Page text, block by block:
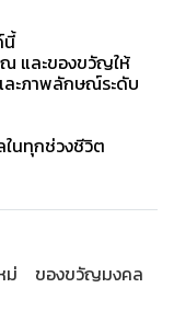
นี้
และของขวัญให้
ะภาพลักษณ์ระดับ
ในทุกช่วงชีวิต
ม่ ของขวัญมงคล